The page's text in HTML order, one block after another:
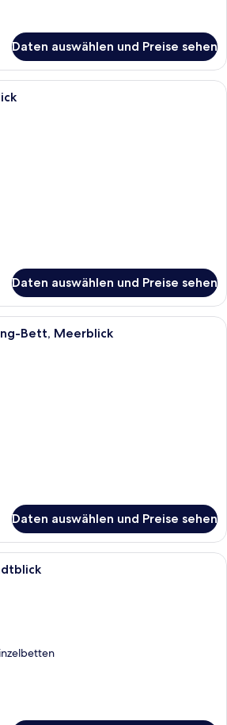
Daten auswählen und Preise sehen
Ein Eckzimmer mit großem Fenster
Daten auswählen und Preise sehen
Ein Hotelzimmer mit Bett,
Bett, Meerblick
Daten auswählen und Preise sehen
Ein Hotelzimmer mit einem großen